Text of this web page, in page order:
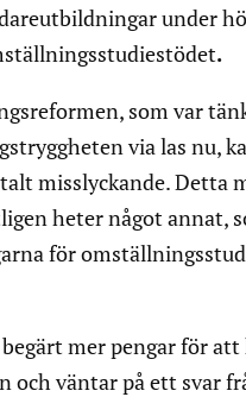
under
.
som var
via las nu,
misslyckande. Detta
heter något annat,
för
begärt mer pengar för att
och väntar på ett svar